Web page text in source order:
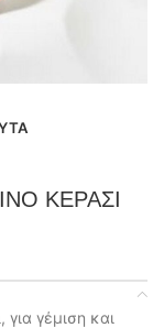
ΚΕΡΑΣΙ
γέμιση και